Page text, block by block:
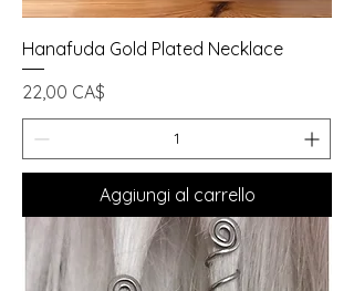
Hanafuda Gold Plated Necklace
Prezzo
22,00 CA$
Aggiungi al carrello